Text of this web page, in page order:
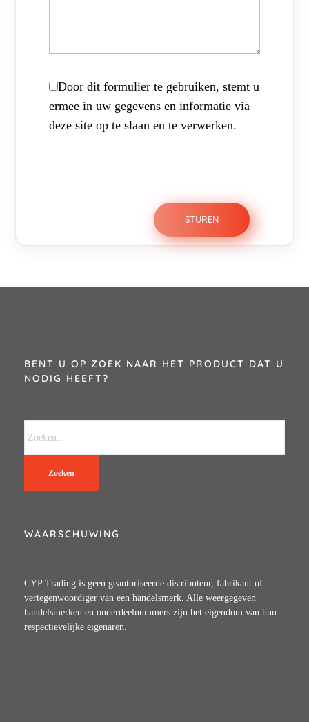
Door dit formulier te gebruiken, stemt u
ermee in uw gegevens en informatie via
deze site op te slaan en te verwerken.
BENT U OP ZOEK NAAR HET PRODUCT DAT U
NODIG HEEFT?
Zoeken
WAARSCHUWING
CYP Trading is geen geautoriseerde distributeur, fabrikant of
vertegenwoordiger van een handelsmerk. Alle weergegeven
handelsmerken en onderdeelnummers zijn het eigendom van hun
respectievelijke eigenaren.